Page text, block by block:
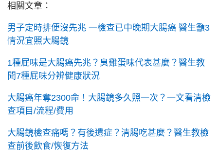
相關文章：
男子定時排便沒先兆 一檢查已中晚期大腸癌 醫生籲3
情況宜照大腸鏡
1種屁味是大腸癌先兆？臭雞蛋味代表甚麼？醫生教
聞7種屁味分辨健康狀況
大腸癌年奪2300命！大腸鏡多久照一次？一文看清檢
查項目/流程/費用
大腸鏡檢查痛嗎？有後遺症？清腸吃甚麼？醫生教檢
查前後飲食/恢復方法